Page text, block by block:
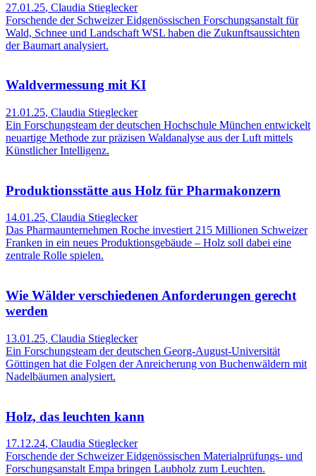
27.01.25, Claudia Stieglecker
Forschende der Schweizer Eidgenössischen Forschungsanstalt für
Wald, Schnee und Landschaft WSL haben die Zukunftsaussichten
der Baumart analysiert.
Waldvermessung mit KI
21.01.25, Claudia Stieglecker
Ein Forschungsteam der deutschen Hochschule München entwickelt
neuartige Methode zur präzisen Waldanalyse aus der Luft mittels
Künstlicher Intelligenz.
Produktionsstätte aus Holz für Pharmakonzern
14.01.25, Claudia Stieglecker
Das Pharmaunternehmen Roche investiert 215 Millionen Schweizer
Franken in ein neues Produktionsgebäude – Holz soll dabei eine
zentrale Rolle spielen.
Wie Wälder verschiedenen Anforderungen gerecht
werden
13.01.25, Claudia Stieglecker
Ein Forschungsteam der deutschen Georg-August-Universität
Göttingen hat die Folgen der Anreicherung von Buchenwäldern mit
Nadelbäumen analysiert.
Holz, das leuchten kann
17.12.24, Claudia Stieglecker
Forschende der Schweizer Eidgenössischen Materialprüfungs- und
Forschungsanstalt Empa bringen Laubholz zum Leuchten.